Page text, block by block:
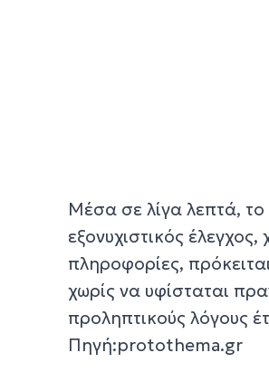
Μέσα σε λίγα λεπτά,
εξονυχιστικός
πληροφορίες,
χωρίς να υφίσταται
προληπτικούς λόγους
Πηγή:protothema.gr